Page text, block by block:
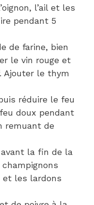
l’ail et les
pendant 5
de farine, bien
le vin rouge et
Ajouter le thym
réduire le feu
doux pendant
remuant de
la fin de la
et les lardons